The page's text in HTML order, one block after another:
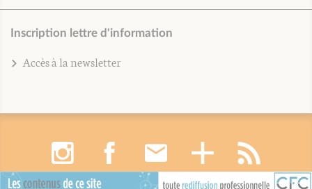
Inscription lettre d'information
Accès à la newsletter